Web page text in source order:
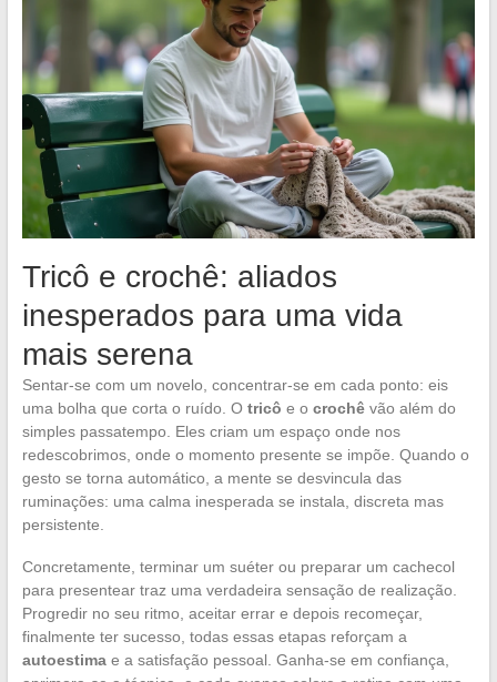
Tricô e crochê: aliados
inesperados para uma vida
mais serena
Sentar-se com um novelo, concentrar-se em cada ponto: eis
uma bolha que corta o ruído. O tricô e o crochêvão além do
simples passatempo. Eles criam um espaço onde nos
redescobrimos, onde o momento presente se impõe. Quando o
gesto se torna automático, a mente se desvincula das
ruminações: uma calma inesperada se instala, discreta mas
persistente.
Concretamente, terminar um suéter ou preparar um cachecol
para presentear traz uma verdadeira sensação de realização.
Progredir no seu ritmo, aceitar errar e depois recomeçar,
finalmente ter sucesso, todas essas etapas reforçam a
autoestimae a satisfação pessoal. Ganha-se em confiança,